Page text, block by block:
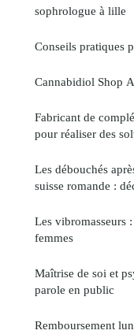
sophrologue à lille
Conseils pratiques
Cannabidiol Shop
Fabricant de
pour réaliser des
Les débouchés
suisse romande :
Les vibromasseurs
femmes
Maîtrise de soi et
parole en public
Remboursement